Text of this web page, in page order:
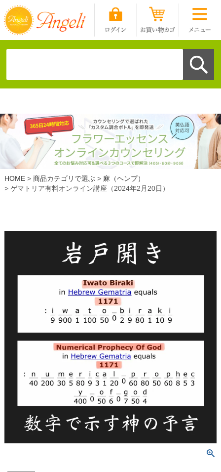
HOME 商品カテゴリで選ぶ
麻（ヘンプ）
ゲマトリア有料オンライン講座（2024年2月20日）